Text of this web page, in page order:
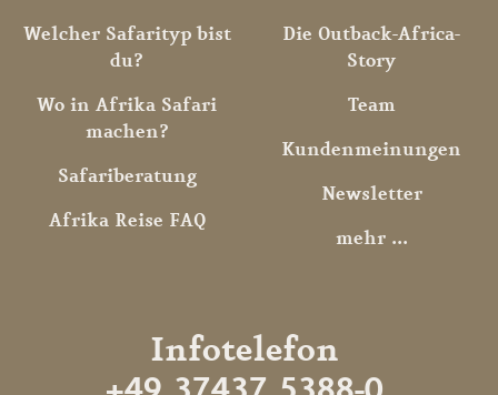
Welcher Safarityp bist
du?
Wo in Afrika Safari
machen?
Safariberatung
Afrika Reise FAQ
Die Outback-Africa-
Story
Team
Kundenmeinungen
Newsletter
mehr ...
Infotelefon